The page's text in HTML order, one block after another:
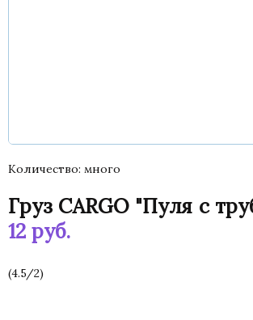
Количество много
Груз CARGO "Пуля с
12 руб.
(4.5/2)